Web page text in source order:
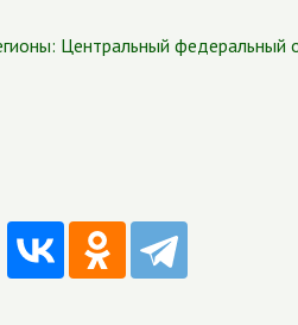
Центральный федеральный